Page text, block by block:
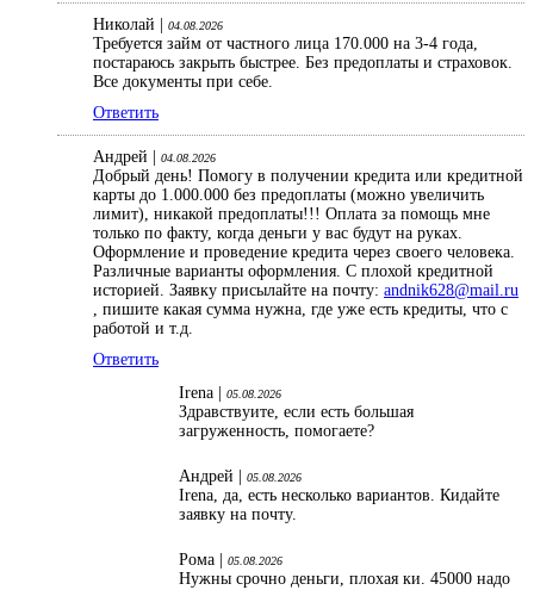
Николай | 04.08.2026
Требуется займ от частного лица 170.000 на 3-4 года,
постараюсь закрыть быстрее. Без предоплаты и страховок.
Все документы при себе.
Ответить
Андрей | 04.08.2026
Добрый день! Помогу в получении кредита или кредитной
карты до 1.000.000 без предоплаты (можно увеличить
лимит), никакой предоплаты!!! Оплата за помощь мне
только по факту, когда деньги у вас будут на руках.
Оформление и проведение кредита через своего человека.
Различные варианты оформления. С плохой кредитной
историей. Заявку присылайте на почту: andnik628@mail.ru
, пишите какая сумма нужна, где уже есть кредиты, что с
работой и т.д.
Ответить
Irena |
05.08.2026
Здравствуите, если есть большая
загруженность, помогаете?
Андрей | 05.08.2026
Irena, да, есть несколько вариантов. Кидайте
заявку на почту.
Рома | 05.08.2026
Нужны срочно деньги, плохая ки. 45000 надо